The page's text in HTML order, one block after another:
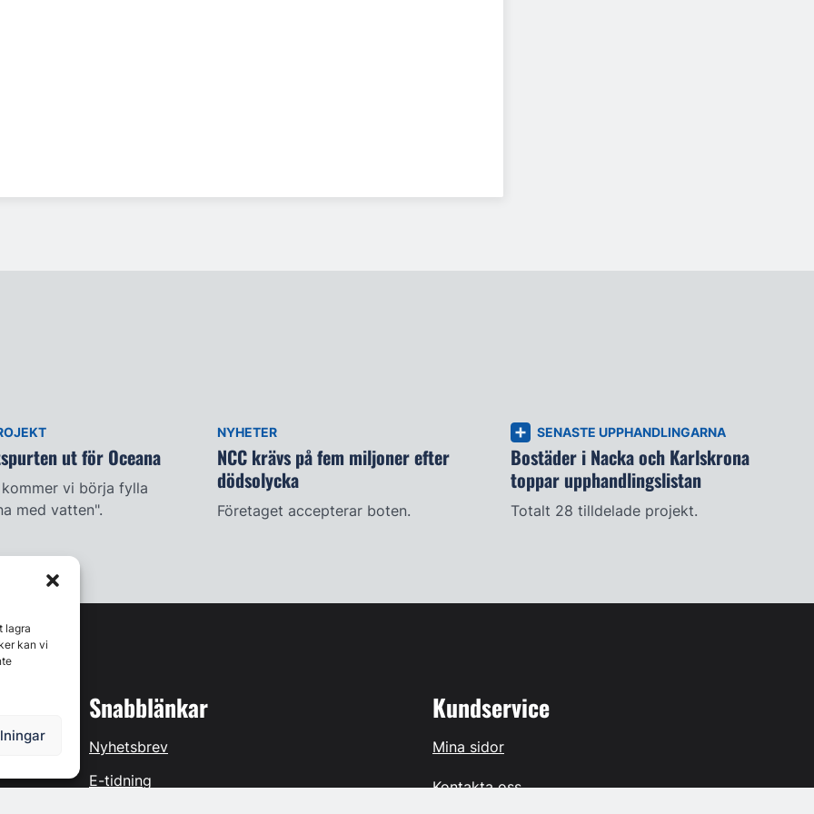
lagra
kan vi
ut för Oceana
vi börja fylla
med vatten".
NYHETER
NCC krävs på fem miljoner efter
dödsolycka
Företaget accepterar boten.
SENASTE UPPHANDLINGARNA
Bostäder i Nacka och Karlskrona
toppar upphandlingslistan
Totalt 28 tilldelade projekt.
Snabblänkar
Nyhetsbrev
E-tidning
Kundservice
Mina sidor
Kontakta oss